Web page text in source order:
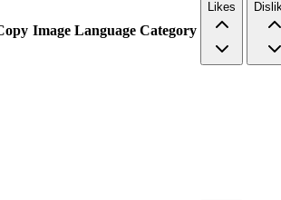
Image Language Category
Likes